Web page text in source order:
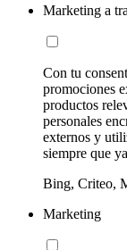
Marketing a
Con tu
promociones
productos
personales
externos y
siempre que
Bing, Criteo,
Marketing